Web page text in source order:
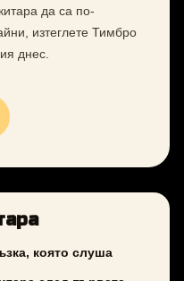
да са по-
изтеглете Тимбро
днес.
която слуша